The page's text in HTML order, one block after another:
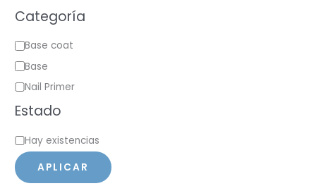
Categoría
C
a
t
o
r
í
Base coat
Base
Nail Primer
Estado
E
s
t
Hay existencias
APLICAR